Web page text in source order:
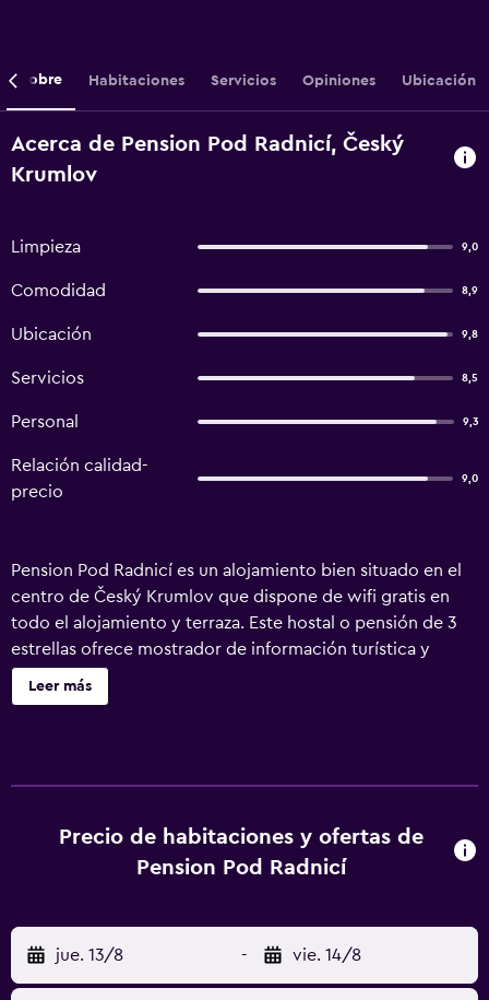
Sobre Habitaciones Servicios Opiniones Ubicación
Acerca de Pension Pod Radnicí, Český
Krumlov
Limpieza 9,0
Comodidad 8,9
Ubicación 9,8
Servicios 8,5
Personal 9,3
Relación calidad-
precio
9,0
Pension Pod Radnicí es un alojamiento bien situado en el
centro de Český Krumlov que dispone de wifi gratis en
todo el alojamiento y terraza. Este hostal o pensión de 3
estrellas ofrece mostrador de información turística y
guardaequipaje. Este alojamiento hipoalergénico está a 3
min a pie de Castillo de Cesky Krumlov. En el hostal o
desayuno ofrece opciones buffet, a la carta o
continentales. La clientela puede practicar actividades en
principal de Český Krumlov está a pocos pasos. El
aeropuerto (Aeropuerto de České Budějovice) está a 26
km.
Leer más
Precio de habitaciones y ofertas de
Pension Pod Radnicí
jue. 13/8 - vie. 14/8